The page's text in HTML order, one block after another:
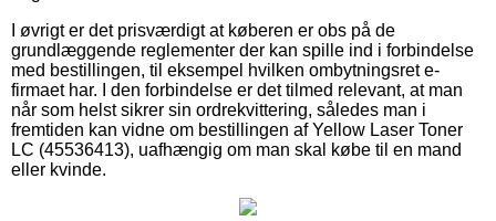
I øvrigt er det prisværdigt at køberen er obs på de
grundlæggende reglementer der kan spille ind i forbindelse
med bestillingen, til eksempel hvilken ombytningsret e-
firmaet har. I den forbindelse er det tilmed relevant, at man
når som helst sikrer sin ordrekvittering, således man i
fremtiden kan vidne om bestillingen af Yellow Laser Toner
LC (45536413), uafhængig om man skal købe til en mand
eller kvinde.